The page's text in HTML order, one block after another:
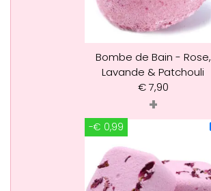
Bombe de Bain - Rose,
Lavande & Patchouli
€7,90
+
-€ 0,99